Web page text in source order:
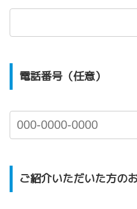
電話番号（任意）
ご紹介いただいた方の